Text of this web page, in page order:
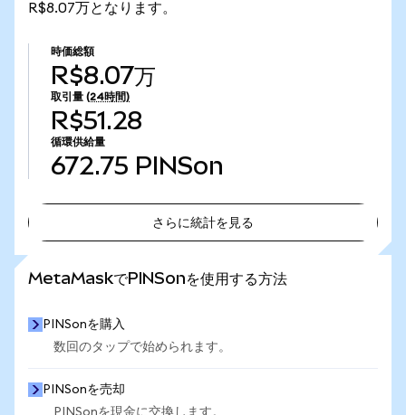
R$8.07万となります。
時価総額
R$8.07万
取引量 (24時間)
R$51.28
循環供給量
672.75 PINSon
さらに統計を見る
MetaMaskでPINSonを使用する方法
PINSonを購入
数回のタップで始められます。
PINSonを売却
PINSonを現金に交換します。